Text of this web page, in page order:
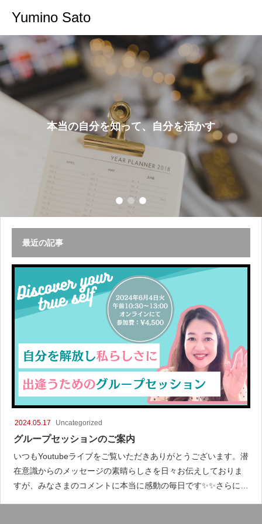
Yumino Sato
本当の自分を知って、自分を活かす
最近の記事
2024.05.17 Uncategorized
グループセッションのご案内
いつもYoutubeライブをご覧いただきありがとうございます。潜
在意識からのメッセージの素晴らしさを日々お伝えしておりま
すが、みなさまのコメントに本当に感動の毎日です✨✨さらに具